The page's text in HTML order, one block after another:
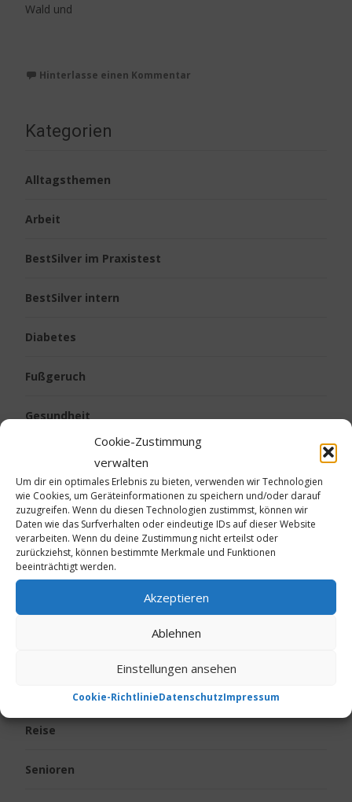
Cookie-Zustimmung
verwalten
Um dir ein optimales Erlebnis zu bieten, verwenden wir Technologien
wie Cookies, um Geräteinformationen zu speichern und/oder darauf
zuzugreifen. Wenn du diesen Technologien zustimmst, können wir
Daten wie das Surfverhalten oder eindeutige IDs auf dieser Website
verarbeiten. Wenn du deine Zustimmung nicht erteilst oder
zurückziehst, können bestimmte Merkmale und Funktionen
beeinträchtigt werden.
Akzeptieren
Ablehnen
Einstellungen ansehen
Cookie-RichtlinieDatenschutzImpressum
Wald und
Hinterlasse einen Kommentar
Kategorien
Alltagsthemen
Arbeit
BestSilver im Praxistest
BestSilver intern
Diabetes
Fußgeruch
Gesundheit
Kinder
Körpergeruch
Live vom Jakobsweg
Neurodermitis
Psoriasis
Reise
Senioren